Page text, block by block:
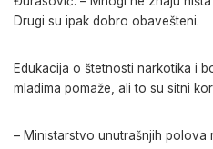
Drugi su ipak dobro obavešteni.
Edukacija o štetnosti narkotika i
mladima pomaže, ali to su sitni
– Ministarstvo unutrašnjih polova